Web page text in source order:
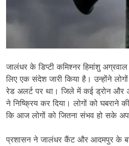
जालंधर के डिप्टी कमिश्नर हिमांशु
लिए एक संदेश जारी किया है। उन्होंने
रेड अलर्ट पर था। जिले में कई ड्रोन और
ने निष्क्रिय कर दिया। लोगों को घबराने
कि आज लोगों को जितना संभव हो सके
प्रशासन ने जालंधर कैंट और आदमपुर के